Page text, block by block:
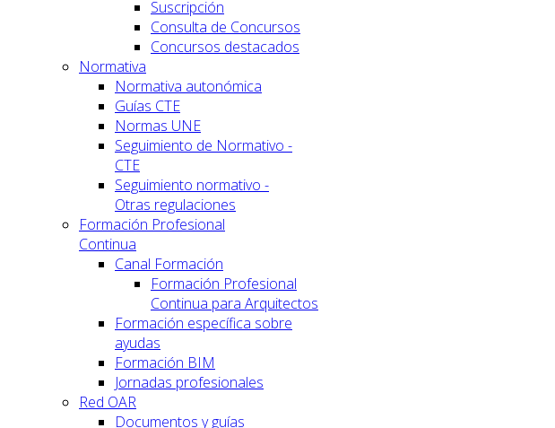
Suscripción
Consulta de Concursos
Concursos destacados
Normativa
Normativa autonómica
Guías CTE
Normas UNE
Seguimiento de Normativo -
CTE
Seguimiento normativo -
Otras regulaciones
Formación Profesional
Continua
Canal Formación
Formación Profesional
Continua para Arquitectos
Formación específica sobre
ayudas
Formación BIM
Jornadas profesionales
Red OAR
Documentos y guías